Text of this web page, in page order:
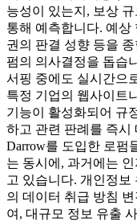
능성이 있는지, 보상
통해 예측합니다. 예상
권의 판결 성향 등을
펌의 의사결정을 돕습
서핑 중에도 실시간으
특정 기업의 웹사이트
기능이 활성화되어 규
하고 관련 판례를 즉시
Darrow를 도입한 로펌
는 동시에, 과거에는
고 있습니다. 개인정보
의 데이터 취급 방침
여, 대규모 정보 유출